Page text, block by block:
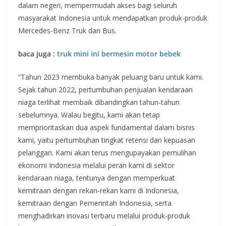
dalam negeri, mempermudah akses bagi seluruh
masyarakat Indonesia untuk mendapatkan produk-produk
Mercedes-Benz Truk dan Bus.
baca juga : truk mini ini bermesin motor bebek
“Tahun 2023 membuka banyak peluang baru untuk kami.
Sejak tahun 2022, pertumbuhan penjualan kendaraan
niaga terlihat membaik dibandingkan tahun-tahun
sebelumnya. Walau begitu, kami akan tetap
memprioritaskan dua aspek fundamental dalam bisnis
kami, yaitu pertumbuhan tingkat retensi dan kepuasan
pelanggan. Kami akan terus mengupayakan pemulihan
ekonomi Indonesia melalui peran kami di sektor
kendaraan niaga, tentunya dengan memperkuat
kemitraan dengan rekan-rekan kami di Indonesia,
kemitraan dengan Pemerintah Indonesia, serta
menghadirkan inovasi terbaru melalui produk-produk